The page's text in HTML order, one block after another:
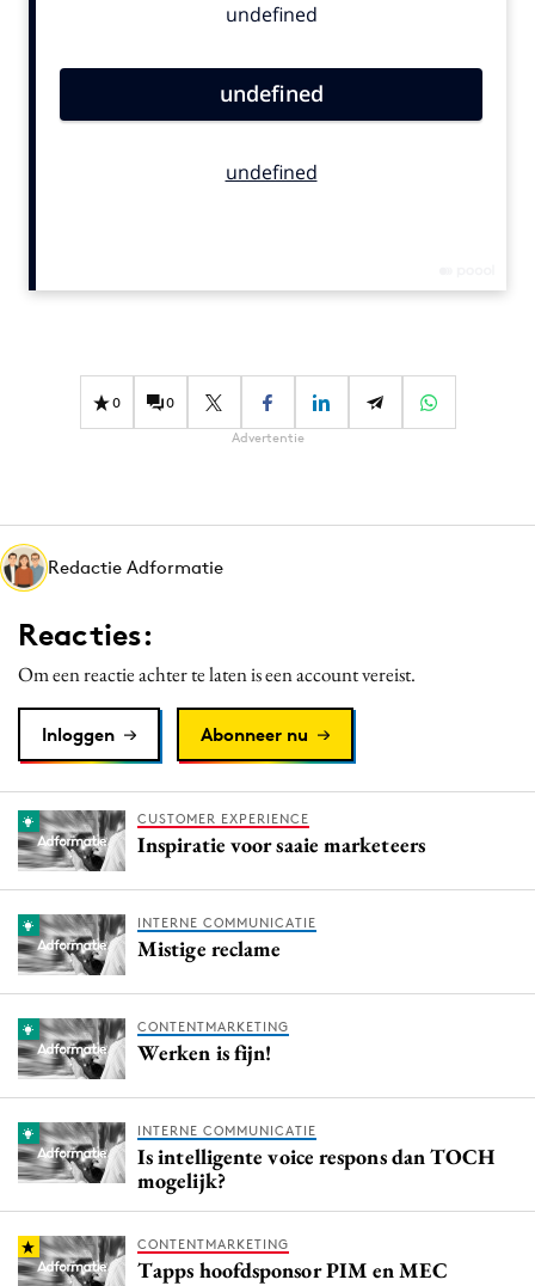
Contentmarketing
Effectiviteit
Gedragsverandering
Martech
Media
Merkstrategie
Programmatic
Purpose Marketing
Reputatie & crisis
0 0
Advertentie
Redactie Adformatie
Reacties:
Om een reactie achter te laten is een account vereist.
Inloggen Abonneer nu
CUSTOMER EXPERIENCE
Inspiratie voor saaie marketeers
INTERNE COMMUNICATIE
Mistige reclame
CONTENTMARKETING
Werken is fijn!
INTERNE COMMUNICATIE
Is intelligente voice respons dan TOCH
mogelijk?
CONTENTMARKETING
Tapps hoofdsponsor PIM en MEC